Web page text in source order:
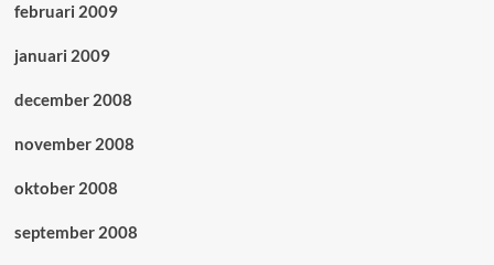
februari 2009
januari 2009
december 2008
november 2008
oktober 2008
september 2008